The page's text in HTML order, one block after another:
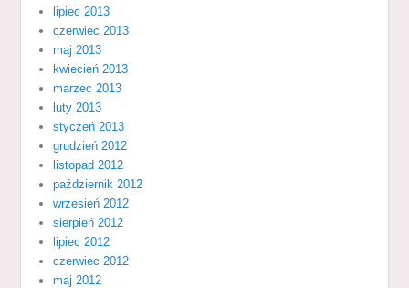
lipiec 2013
czerwiec 2013
maj 2013
kwiecień 2013
marzec 2013
luty 2013
styczeń 2013
grudzień 2012
listopad 2012
październik 2012
wrzesień 2012
sierpień 2012
lipiec 2012
czerwiec 2012
maj 2012